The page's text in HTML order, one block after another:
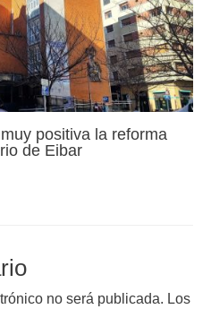
positiva la reforma
de Eibar
no será publicada. Los